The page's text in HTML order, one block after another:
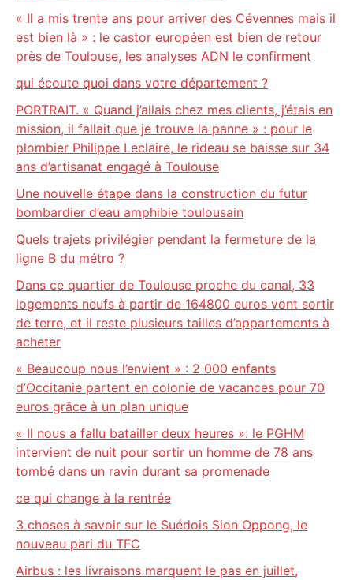
« Il a mis trente ans pour arriver des Cévennes mais il
est bien là » : le castor européen est bien de retour
près de Toulouse, les analyses ADN le confirment
qui écoute quoi dans votre département ?
PORTRAIT. « Quand j’allais chez mes clients, j’étais en
mission, il fallait que je trouve la panne » : pour le
plombier Philippe Leclaire, le rideau se baisse sur 34
ans d’artisanat engagé à Toulouse
Une nouvelle étape dans la construction du futur
bombardier d’eau amphibie toulousain
Quels trajets privilégier pendant la fermeture de la
ligne B du métro ?
Dans ce quartier de Toulouse proche du canal, 33
logements neufs à partir de 164800 euros vont sortir
de terre, et il reste plusieurs tailles d’appartements à
acheter
« Beaucoup nous l’envient » : 2 000 enfants
d’Occitanie partent en colonie de vacances pour 70
euros grâce à un plan unique
« Il nous a fallu batailler deux heures »: le PGHM
intervient de nuit pour sortir un homme de 78 ans
tombé dans un ravin durant sa promenade
ce qui change à la rentrée
3 choses à savoir sur le Suédois Sion Oppong, le
nouveau pari du TFC
Airbus : les livraisons marquent le pas en juillet,